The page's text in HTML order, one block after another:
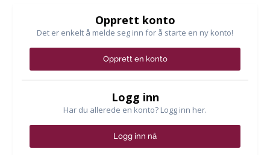
Opprett konto
Det er enkelt å melde seg inn for å starte en ny konto!
Opprett en konto
Logg inn
Har du allerede en konto? Logg inn her.
Logg inn nå